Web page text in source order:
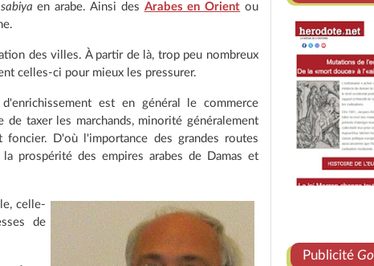
en arabe. Ainsi des Arabes en Orient ou
des villes. À partir de là, trop peu nombreux
celles-ci pour mieux les pressurer.
est en général le commerce
taxer les marchands, minorité généralement
D'où l'importance des grandes routes
la prospérité des empires arabes de Damas et
celle-
de
Publicité